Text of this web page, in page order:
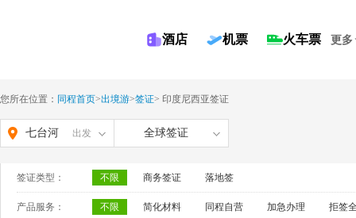
酒店 机票 火车票 更多
您所在位置： 同程首页>出境游>签证> 印度尼西亚签证
七台河 出发 全球签证
签证类型： 不限 商务签证 落地签
产品服务： 不限 简化材料 同程自营 加急办理 拒签